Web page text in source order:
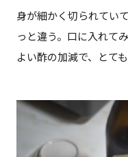
身が細かく切られてい
っと違う。口に入れて
よい酢の加減で、とて